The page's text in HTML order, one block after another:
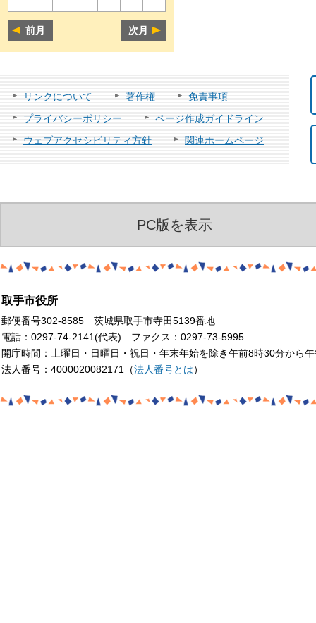
前月 次月
リンクについて 著作権
免責事項
プライバシーポリシー
ページ作成ガイドライン
ウェブアクセシビリティ方針
関連ホームページ
PC版を表示
取手市役所
郵便番号302-8585 茨城県取手市寺田5139番地
電話：0297-74-2141(代表) ファクス：0297-73-5995
開庁時間：土曜日・日曜日・祝日・年末年始を除き午前8時30分から
法人番号：4000020082171（法人番号とは）